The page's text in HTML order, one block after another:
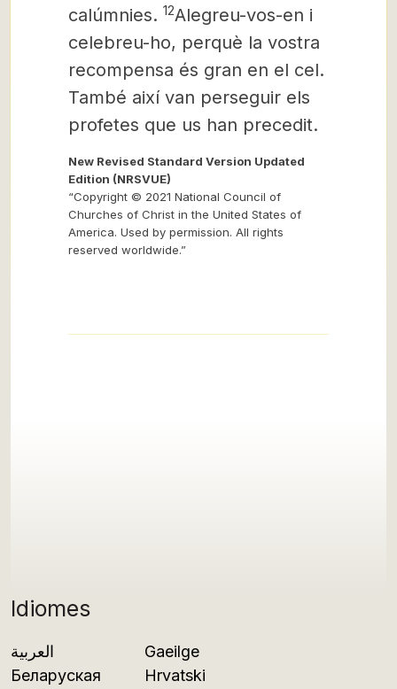
Idiomes
العربية
Беларуская
Gaeilge
Hrvatski
calúmnies. 12Alegreu-vos-en i
celebreu-ho, perquè la vostra
recompensa és gran en el cel.
També així van perseguir els
profetes que us han precedit.
New Revised Standard Version Updated
Edition (NRSVUE)
“Copyright © 2021 National Council of
Churches of Christ in the United States of
America. Used by permission. All rights
reserved worldwide.”